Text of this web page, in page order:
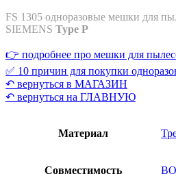
FS 1305 одноразовые мешки для
SIEMENS Type P
👉 подробнее про мешки для
✅ 10 причин для покупки
↶ вернуться в МАГАЗИН
↶ вернуться на ГЛАВНУЮ
Материал
Совместимость